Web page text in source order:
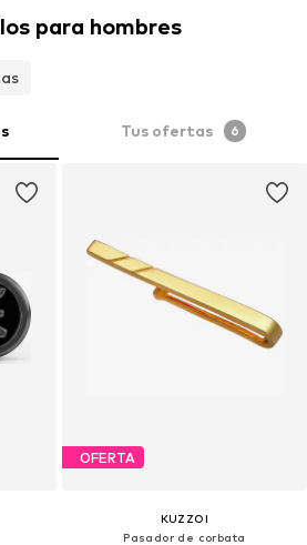
para hombres
Tus ofertas 6
OFERTA
KUZZOI
Pasador de corbata